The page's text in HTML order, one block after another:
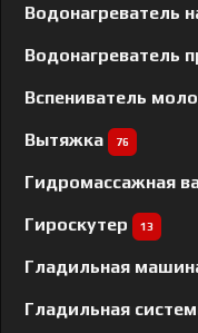
Водонагреватель
Водонагреватель
Вспениватель
Вытяжка 76
Гидромассажная
Гироскутер 13
Гладильная
Гладильная